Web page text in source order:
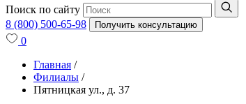
Поиск по сайту
8 (800) 500-65-98
Получить консультацию
0
Главная /
Филиалы /
Пятницкая ул., д. 37